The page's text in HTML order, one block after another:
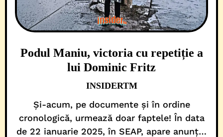
Podul Maniu, victoria cu repetiție a
lui Dominic Fritz
INSIDERTM
Și-acum, pe documente și în ordine
cronologică, urmează doar faptele! În data
de 22 ianuarie 2025, în SEAP, apare anunțul